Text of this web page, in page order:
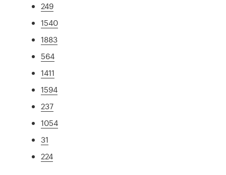
249
1540
1883
564
1411
1594
237
1054
31
224